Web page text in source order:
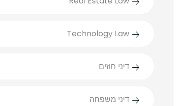
Technology Law
דיני חוזים
דיני משפחה